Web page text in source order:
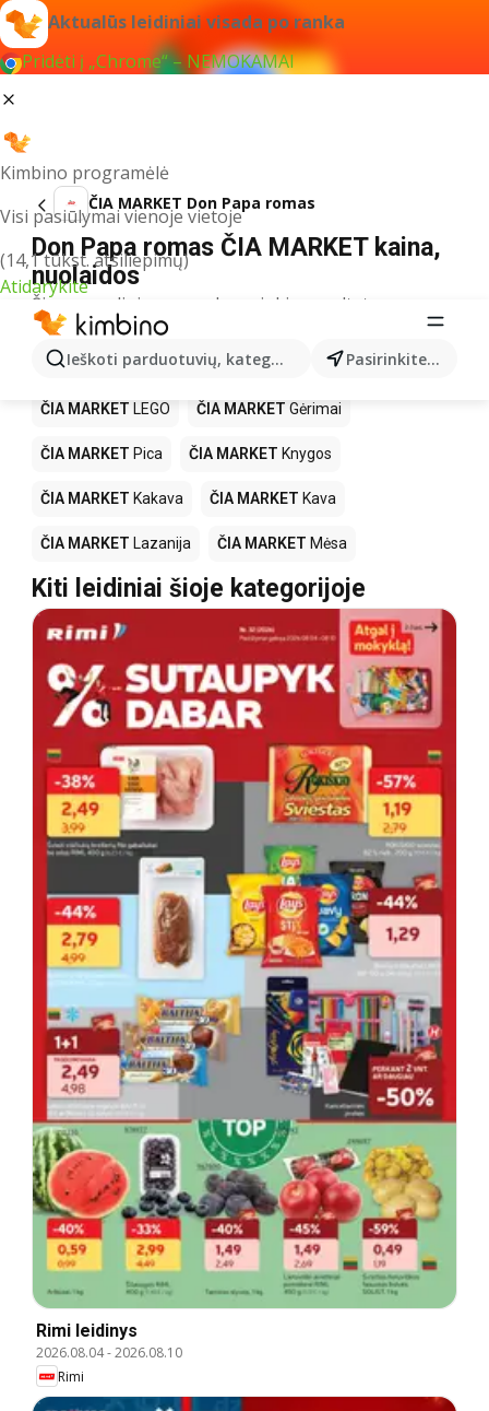
Aktualūs leidiniai visada po ranka
Pridėti į „Chrome“ – NEMOKAMAI
Kimbino programėlė
Visi pasiūlymai vienoje vietoje
(14,1 tūkst. atsiliepimų)
Atidarykite
Ieškoti parduotuvių, kategorijų, produktų... Pasirinkite miestą
ČIA MARKET Don Papa romas
Don Papa romas ČIA MARKET kaina,
nuolaidos
Šiuo pavadinimu neradome jokių rezultatų
Kiti produktai parduotuvėse ČIA
MARKET
ČIA MARKET LEGO ČIA MARKET Gėrimai
ČIA MARKET Pica ČIA MARKET Knygos
ČIA MARKET Kakava ČIA MARKET Kava
ČIA MARKET Lazanija ČIA MARKET Mėsa
Kiti leidiniai šioje kategorijoje
Rimi leidinys
2026.08.04-2026.08.10
Rimi